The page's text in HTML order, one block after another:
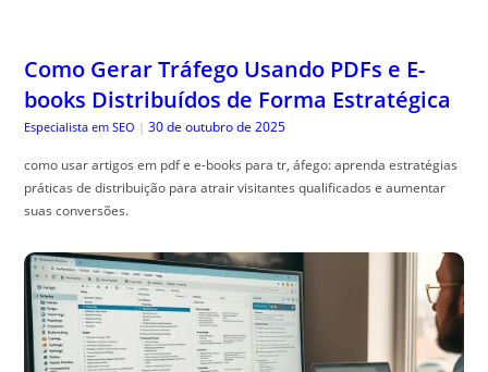
Como Gerar Tráfego Usando PDFs e E-
books Distribuídos de Forma Estratégica
Especialista em SEO | 30 de outubro de 2025
como usar artigos em pdf e e-books para tr, áfego: aprenda estratégias
práticas de distribuição para atrair visitantes qualificados e aumentar
suas conversões.